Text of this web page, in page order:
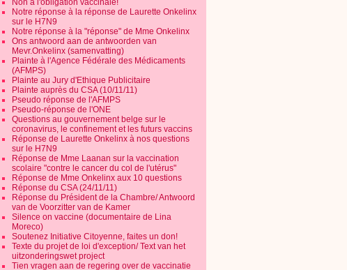
Non à l'obligation vaccinale!
Notre réponse à la réponse de Laurette Onkelinx
sur le H7N9
Notre réponse à la "réponse" de Mme Onkelinx
Ons antwoord aan de antwoorden van
Mevr.Onkelinx (samenvatting)
Plainte à l'Agence Fédérale des Médicaments
(AFMPS)
Plainte au Jury d'Ethique Publicitaire
Plainte auprès du CSA (10/11/11)
Pseudo réponse de l'AFMPS
Pseudo-réponse de l'ONE
Questions au gouvernement belge sur le
coronavirus, le confinement et les futurs vaccins
Réponse de Laurette Onkelinx à nos questions
sur le H7N9
Réponse de Mme Laanan sur la vaccination
scolaire "contre le cancer du col de l'utérus"
Réponse de Mme Onkelinx aux 10 questions
Réponse du CSA (24/11/11)
Réponse du Président de la Chambre/ Antwoord
van de Voorzitter van de Kamer
Silence on vaccine (documentaire de Lina
Moreco)
Soutenez Initiative Citoyenne, faites un don!
Texte du projet de loi d'exception/ Text van het
uitzonderingswet project
Tien vragen aan de regering over de vaccinatie